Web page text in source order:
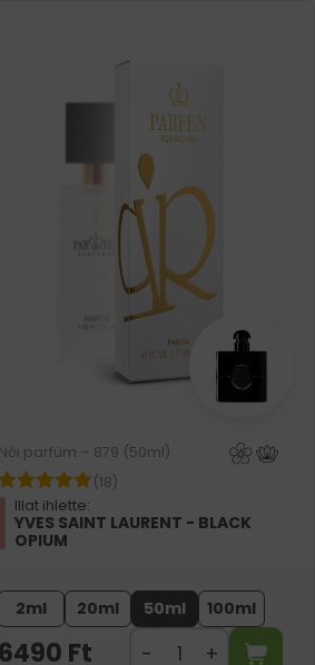
Női parfüm – 879 (50ml)
(18)
Illat ihlette:
YVES SAINT LAURENT - BLACK
OPIUM
2ml 20ml 50ml 100ml
6490 Ft